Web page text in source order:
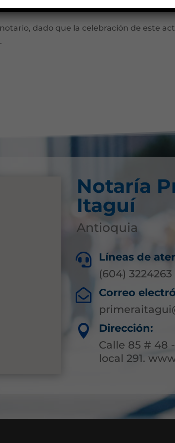
ampliar esta información y evitar que
dado que la celebración de este
Notaría
Itaguí
Antioquia

Líneas de
(604) 3224263

Correo

Dirección:
Calle 85 # 48
local 291.